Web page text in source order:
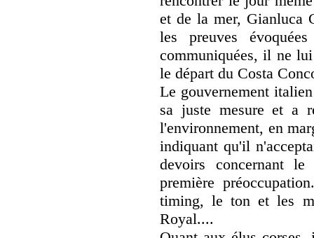
et de la mer, Gianluca
les preuves
communiquées, il ne
le départ du Costa
Le gouvernement
sa juste mesure et a
l'environnement, en
indiquant qu'il
devoirs concernant
première
timing, le ton et les
Royal....